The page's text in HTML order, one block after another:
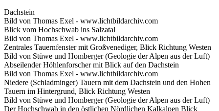
Dachstein
Bild von Thomas Exel - www.lichtbildarchiv.com
Blick vom Hochschwab ins Salzatal
Bild von Thomas Exel - www.lichtbildarchiv.com
Zentrales Tauernfenster mit Großvenediger, Blick Richtung Westen
Bild von Stüwe und Homberger (Geologie der Alpen aus der Luft)
Abseilender Höhlenforscher mit Blick auf den Dachstein
Bild von Thomas Exel - www.lichtbildarchiv.com
Niedere (Schladminger) Tauern mit dem Dachstein und den Hohen
Tauern im Hintergrund, Blick Richtung Westen
Bild von Stüwe und Homberger (Geologie der Alpen aus der Luft)
Der Hochschwab in den östlichen Nördlichen Kalkalpen Blick